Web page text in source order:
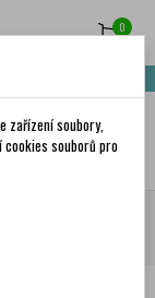
0
✦AI
zařízení soubory,
cookies souborů pro